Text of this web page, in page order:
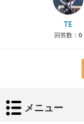
TE
回答数： 0
メニュー